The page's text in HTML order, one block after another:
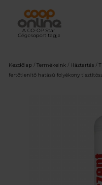
tartalomhoz
Kezdőlap / Termékeink / Háztartás /
fertőtlenítő hatású folyékony